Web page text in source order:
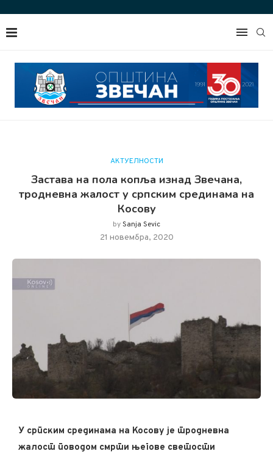
АКТУЕЛНОСТИ
Застава на пола копља изнад Звечана,
тродневна жалост у српским срединама на
Косову
bySanja Sevic
21 новембра, 2020
У српским срединама на Косову је тродневна
жалост поводом смрти његове светости